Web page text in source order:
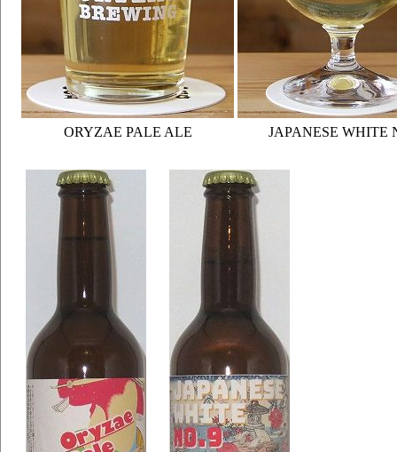
ORYZAE PALE ALE JAPANESE WHITE